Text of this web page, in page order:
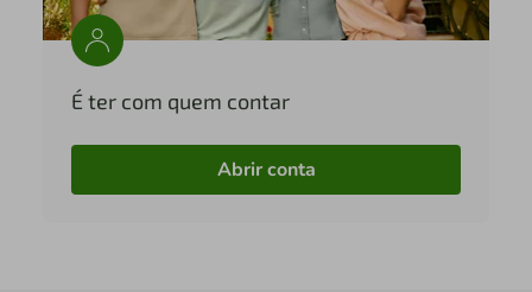
É ter com quem contar
Abrir conta